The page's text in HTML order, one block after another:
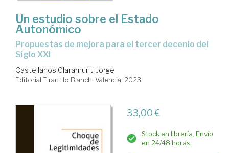
Un estudio sobre el Estado
Autonómico
propuestas de mejora para el tercer decenio del
Siglo XXI
Castellanos Claramunt, Jorge
Editorial Tirant lo Blanch. Valencia, 2023
33,00 €
Stock en librería. Envío
en 24/48 horas